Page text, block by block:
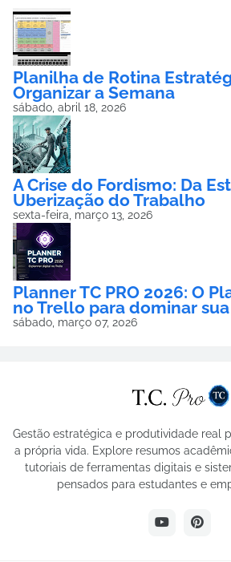
Planilha de Rotina
Organizar a Semana
sábado, abril 18, 2026
A Crise do Fordismo: Da
Uberização do Trabalho
sexta-feira, março 13, 2026
Planner TC PRO 2026: O
no Trello para dominar
sábado, março 07, 2026
Gestão estratégica e produtividade real
a própria vida. Explore resumos
tutoriais de ferramentas digitais e
pensados para estudantes e